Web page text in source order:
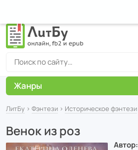
ЛитБу › Фэнтези › Историческое фэнтези
Венок из роз
Автор:
Жанры